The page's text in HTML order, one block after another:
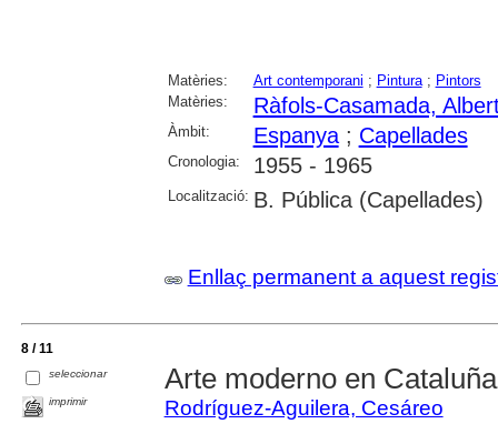
Matèries: Art contemporani ; Pintura; Pintors
Matèries:
Ràfols-Casamada,
Àmbit: Espanya; Capellades
Cronologia: 1955 - 1965
Localització: B. Pública (Capellades)
Enllaç permanent a aquest
8 / 11
seleccionar
imprimir
Arte moderno en Cataluña
Rodríguez-Aguilera, Cesáreo